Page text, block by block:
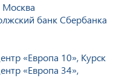
Москва
банк Сбербанка
«Европа 10», Курск
«Европа 34»,